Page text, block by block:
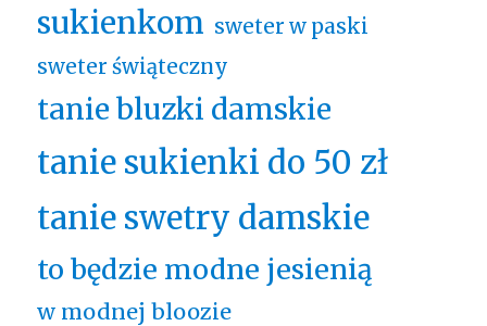
sukienkom sweter w paski
sweter świąteczny
tanie bluzki damskie
tanie sukienki do 50 zł
tanie swetry damskie
to będzie modne jesienią
w modnej bloozie